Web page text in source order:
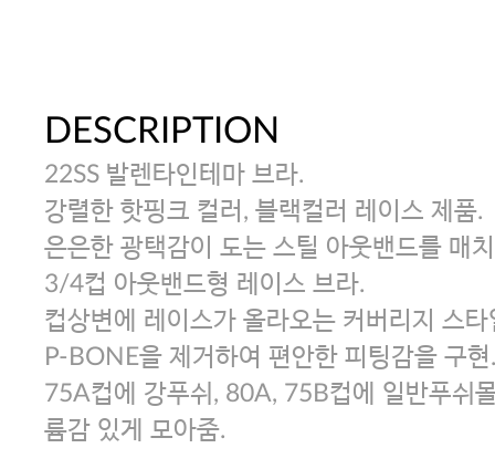
DESCRIPTION
22SS 발렌타인테마 브라.
강렬한 핫핑크 컬러, 블랙컬러 레이스 제품.
은은한 광택감이 도는 스틸 아웃밴드를 매
3/4컵 아웃밴드형 레이스 브라.
컵상변에 레이스가 올라오는 커버리지 스
P-BONE을 제거하여 편안한 피팅감을 구현.
75A컵에 강푸쉬, 80A, 75B컵에 일반푸쉬
륨감 있게 모아줌.